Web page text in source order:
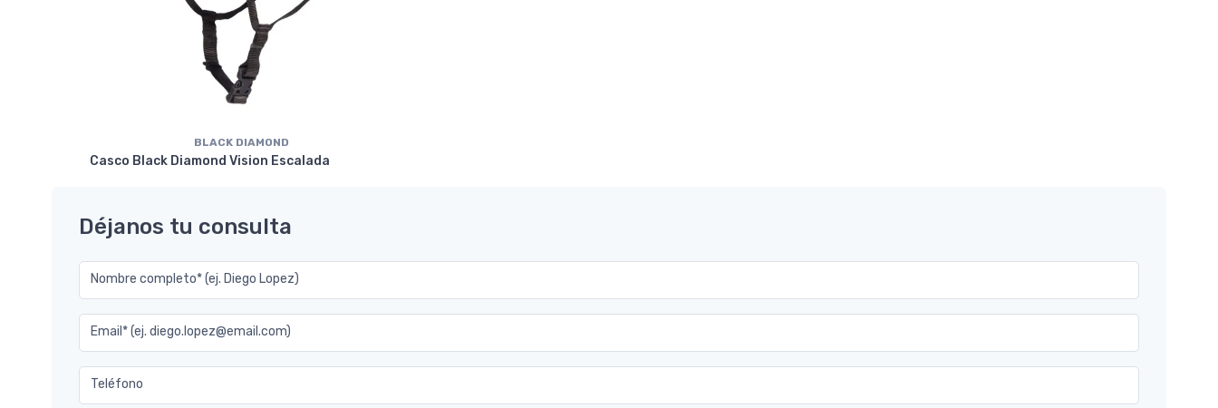
BLACK DIAMOND
Casco Black Diamond Vision Escalada
Déjanos tu consulta
Nombre completo* (ej. Diego Lopez)
Email* (ej. diego.lopez@email.com)
Teléfono